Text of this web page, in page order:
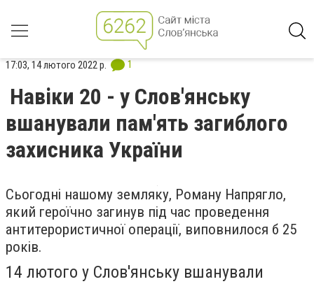
17:03, 14 лютого 2022 р. 1
Навіки 20 - у Слов'янську
вшанували пам'ять загиблого
захисника України
Сьогодні нашому земляку, Роману Напрягло,
який героїчно загинув під час проведення
антитерористичної операції, виповнилося б 25
років.
14 лютого у Слов'янську вшанували